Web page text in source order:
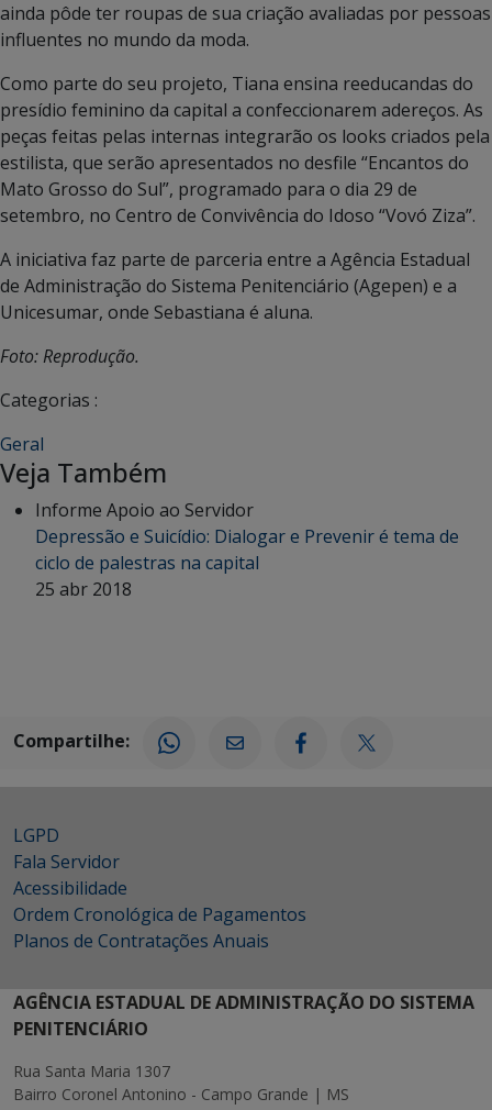
ainda pôde ter roupas de sua criação avaliadas por pessoas
influentes no mundo da moda.
Como parte do seu projeto, Tiana ensina reeducandas do
presídio feminino da capital a confeccionarem adereços. As
peças feitas pelas internas integrarão os looks criados pela
estilista, que serão apresentados no desfile “Encantos do
Mato Grosso do Sul”, programado para o dia 29 de
setembro, no Centro de Convivência do Idoso “Vovó Ziza”.
A iniciativa faz parte de parceria entre a Agência Estadual
de Administração do Sistema Penitenciário (Agepen) e a
Unicesumar, onde Sebastiana é aluna.
Foto: Reprodução.
Categorias :
Geral
Veja Também
Informe Apoio ao Servidor
Depressão e Suicídio: Dialogar e Prevenir é tema de
ciclo de palestras na capital
25 abr 2018
Compartilhe:
LGPD
Fala Servidor
Acessibilidade
Ordem Cronológica de Pagamentos
Planos de Contratações Anuais
AGÊNCIA ESTADUAL DE ADMINISTRAÇÃO DO SISTEMA
PENITENCIÁRIO
Rua Santa Maria 1307
Bairro Coronel Antonino - Campo Grande | MS